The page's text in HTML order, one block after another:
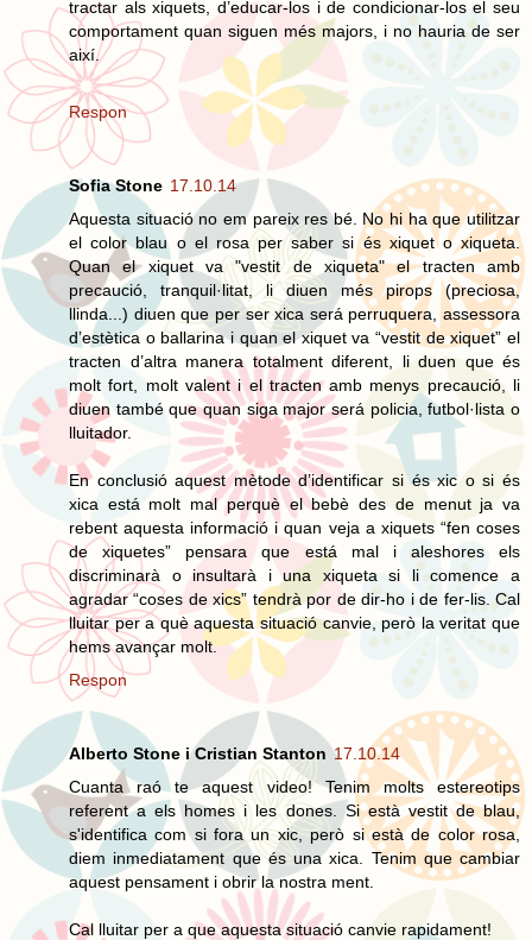
tractar als xiquets, d’educar-los i de condicionar-los el seu
comportament quan siguen més majors, i no hauria de ser
així.
Respon
Sofia Stone 17.10.14
Aquesta situació no em pareix res bé. No hi ha que utilitzar
el color blau o el rosa per saber si és xiquet o xiqueta.
Quan el xiquet va "vestit de xiqueta" el tracten amb
precaució, tranquil·litat, li diuen més pirops (preciosa,
llinda...) diuen que per ser xica será perruquera, assessora
d’estètica o ballarina i quan el xiquet va “vestit de xiquet” el
tracten d’altra manera totalment diferent, li duen que és
molt fort, molt valent i el tracten amb menys precaució, li
diuen també que quan siga major será policia, futbol·lista o
lluitador.
En conclusió aquest mètode d’identificar si és xic o si és
xica está molt mal perquè el bebè des de menut ja va
rebent aquesta informació i quan veja a xiquets “fen coses
de xiquetes” pensara que está mal i aleshores els
discriminarà o insultarà i una xiqueta si li comence a
agradar “coses de xics” tendrà por de dir-ho i de fer-lis. Cal
lluitar per a què aquesta situació canvie, però la veritat que
hems avançar molt.
Respon
Alberto Stone i Cristian Stanton 17.10.14
Cuanta raó te aquest video! Tenim molts estereotips
referent a els homes i les dones. Si està vestit de blau,
s'identifica com si fora un xic, però si està de color rosa,
diem inmediatament que és una xica. Tenim que cambiar
aquest pensament i obrir la nostra ment.
Cal lluitar per a que aquesta situació canvie rapidament!